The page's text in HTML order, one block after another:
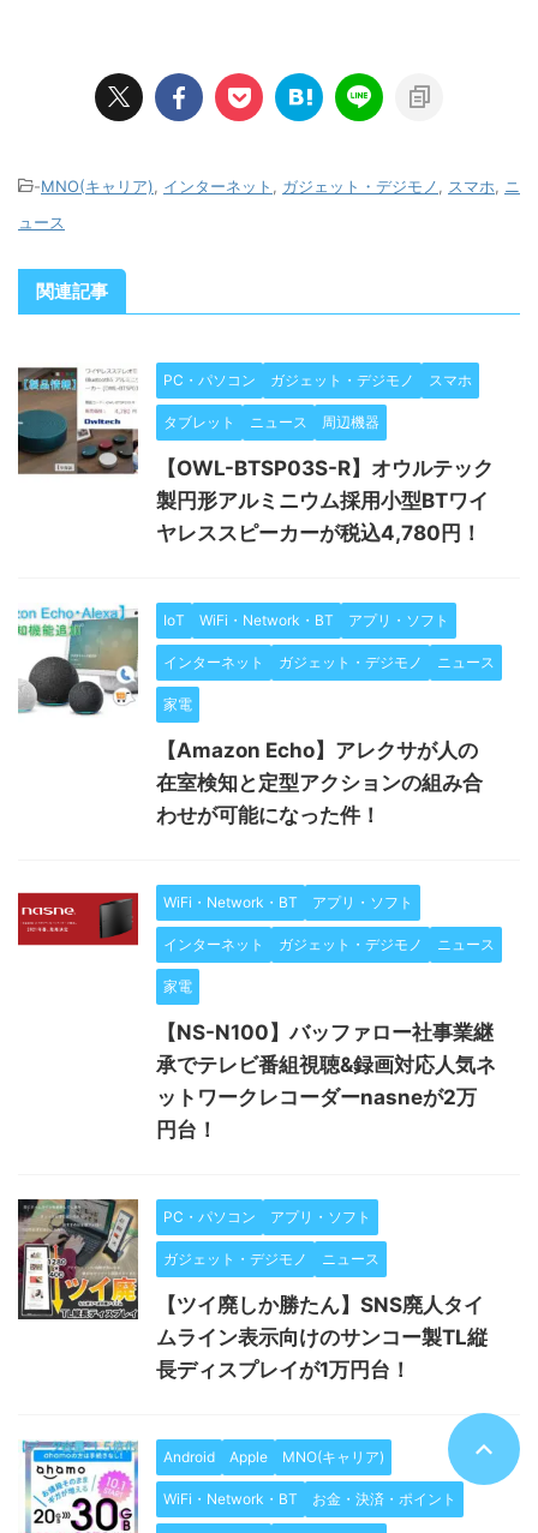
-MNO(キャリア) インターネット ガジェット・デジモノ スマホ
ニ
ュース
関連記事
PC・パソコン ガジェット・デジモノ スマホ
タブレット ニュース 周辺機器
【OWL-BTSP03S-R】オウルテック
製円形アルミニウム採用小型BTワイ
ヤレススピーカーが税込4,780円！
IoT WiFi・Network・BT アプリ・ソフト
インターネット ガジェット・デジモノ ニュース
家電
【Amazon Echo】アレクサが人の
在室検知と定型アクションの組み合
わせが可能になった件！
WiFi・Network・BT アプリ・ソフト
インターネット ガジェット・デジモノ ニュース
家電
【NS-N100】バッファロー社事業継
承でテレビ番組視聴&録画対応人気ネ
ットワークレコーダーnasneが2万
円台！
PC・パソコン アプリ・ソフト
ガジェット・デジモノ ニュース
【ツイ廃しか勝たん】SNS廃人タイ
ムライン表示向けのサンコー製TL縦
長ディスプレイが1万円台！
Android Apple MNO(キャリア)
WiFi・Network・BT お金・決済・ポイント